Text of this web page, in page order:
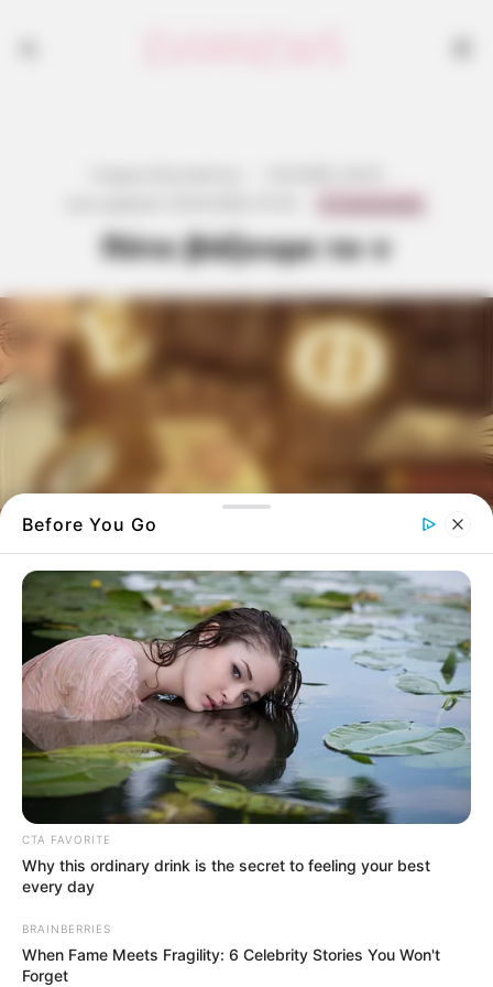
Πότε βάζουμε το ν
Πότε βάζουμε το ν
Πότε βάζουμε τελικό «ν»; Μάθε το τέλειο
κόλπο για να μη το ξανακάνεις ποτέ λάθος
Για τοπότεβάζουμε νδεν είναι κάτι
δύσκολο για να το εμπεδώσετε.
Για το πότε βάζουμε «ν», υπάρχει ένα τέλειο
κόλπο για να μη το ξανακάνεις ποτέ λάθος!
Το ν το βάζουμε όταν, η επόμενη λέξη αρχίζει
Before You Go
CTA FAVORITE
Why this ordinary drink is the secret to feeling your best
every day
BRAINBERRIES
When Fame Meets Fragility: 6 Celebrity Stories You Won't
Forget